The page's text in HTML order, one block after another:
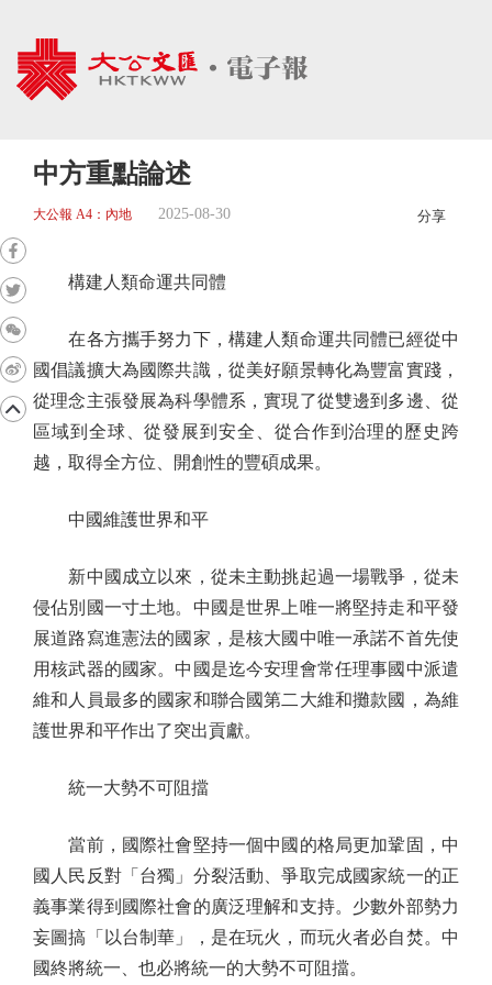
中方重點論述
大公報 A4：內地 2025-08-30 分享
構建人類命運共同體
在各方攜手努力下，構建人類命運共同體已經從中
國倡議擴大為國際共識，從美好願景轉化為豐富實踐，
從理念主張發展為科學體系，實現了從雙邊到多邊、從
區域到全球、從發展到安全、從合作到治理的歷史跨
越，取得全方位、開創性的豐碩成果。
中國維護世界和平
新中國成立以來，從未主動挑起過一場戰爭，從未
侵佔別國一寸土地。中國是世界上唯一將堅持走和平發
展道路寫進憲法的國家，是核大國中唯一承諾不首先使
用核武器的國家。中國是迄今安理會常任理事國中派遣
維和人員最多的國家和聯合國第二大維和攤款國，為維
護世界和平作出了突出貢獻。
統一大勢不可阻擋
當前，國際社會堅持一個中國的格局更加鞏固，中
國人民反對「台獨」分裂活動、爭取完成國家統一的正
義事業得到國際社會的廣泛理解和支持。少數外部勢力
妄圖搞「以台制華」，是在玩火，而玩火者必自焚。中
國終將統一、也必將統一的大勢不可阻擋。